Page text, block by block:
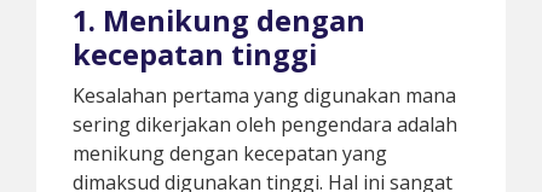
1. Menikung dengan
kecepatan tinggi
Kesalahan pertama yang digunakan mana
sering dikerjakan oleh pengendara adalah
menikung dengan kecepatan yang
dimaksud digunakan tinggi. Hal ini sangat